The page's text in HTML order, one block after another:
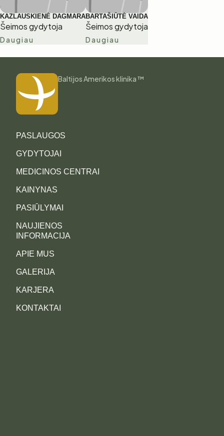
KAZLAUSKIENĖ DAGMARA
Šeimos gydytoja
Daugiau
BARTAŠIŪTĖ VAIDA
Šeimos gydytoja
Daugiau
Baltijos Amerikos klinika ™
PASLAUGOS
GYDYTOJAI
MEDICINOS CENTRAI
KAINYNAS
PASIŪLYMAI
NAUJIENOS
INFORMACIJA
APIE MUS
GALERIJA
KARJERA
KONTAKTAI